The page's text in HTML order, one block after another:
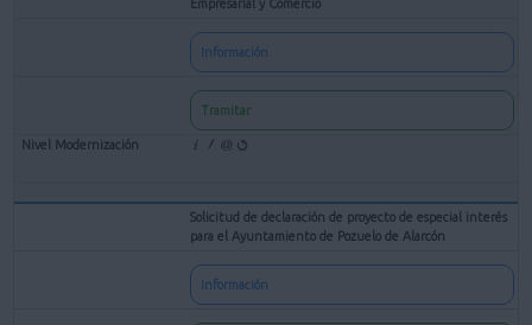
Empresarial y Comercio
Información
Tramitar
Solicitud de declaración de proyecto de especial interés
para el Ayuntamiento de Pozuelo de Alarcón
Información